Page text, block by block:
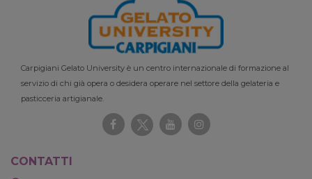
Carpigiani Gelato University è un centro internazionale di formazione al
servizio di chi già opera o desidera operare nel settore della gelateria e
pasticceria artigianale.
CONTATTI